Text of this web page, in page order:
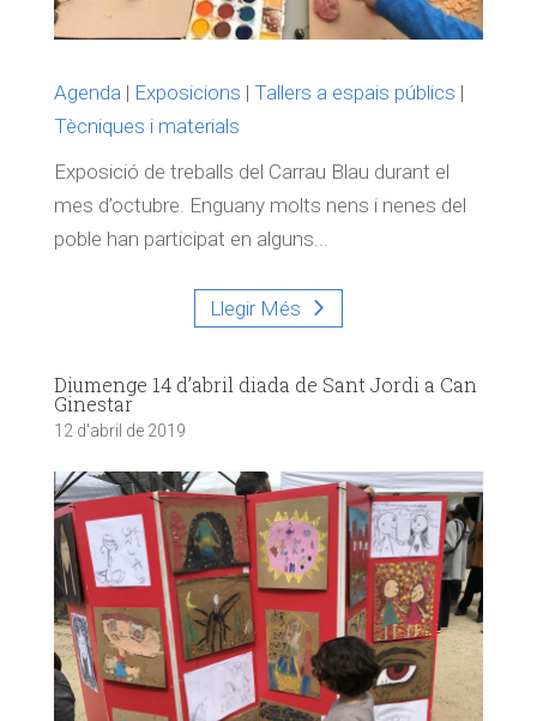
Agenda | Exposicions | Tallers a espais públics |
Tècniques i materials
Exposició de treballs del Carrau Blau durant el
mes d’octubre. Enguany molts nens i nenes del
poble han participat en alguns...
Llegir Més
Diumenge 14 d’abril diada de Sant Jordi a Can
Ginestar
12 d'abril de 2019